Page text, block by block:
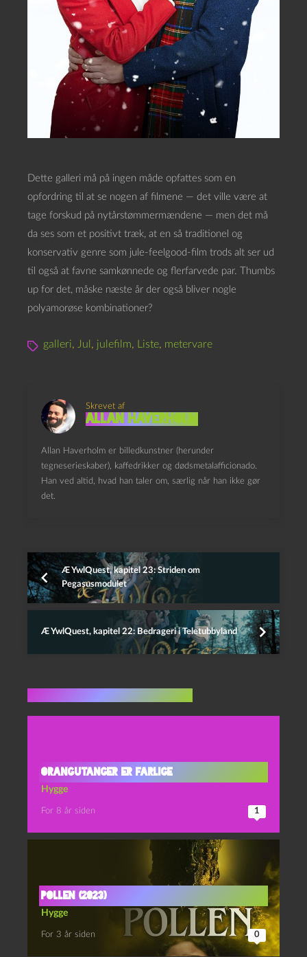
Dette galleri må på ingen måde opfattes som en
opfordring til at se nogen af filmene — det ville være at
tage forskud på nytårstømmermændene — men det må
da ses som et positivt træk, at en så traditionel og
konservativ genre som jule-feelgood-film trods alt ser ud
til også at favne samkønnede og flerfarvede par. Thumbs
up for det, måske næste år der også bliver nogle
polyamorøse kombinationer?
galleri, Jul , julefilm, Liste, metervare
Skrevet af
Allan Haverholm
Allan Haverholm er billedkunstner (herunder
tegneserieskaber), kaffedrikker og dødsmetalafficionado.
Han ved altid, hvad han taler om, særlig når han ikke gør
det.
Æ YwlQuest, kapitel 23: Striden om
Pegasusmodulet
Æ YwlQuest, kapitel 22: Bedrageri i Teletubbyland
Orangutanger er farlige
Hygge
For 8 år siden 1
Pollen (2023)
Hygge
For 3 år siden 0